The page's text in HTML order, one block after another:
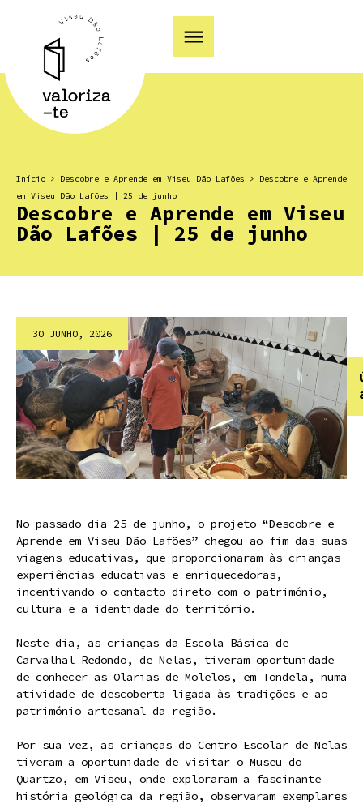
Início > Descobre e Aprende em Viseu Dão Lafões > Descobre e Aprende
em Viseu Dão Lafões | 25 de junho
Descobre e Aprende em Viseu
Dão Lafões | 25 de junho
30 JUNHO, 2026
No passado dia 25 de junho, o projeto “Descobre e
Aprende em Viseu Dão Lafões” chegou ao fim das suas
viagens educativas, que proporcionaram às crianças
experiências educativas e enriquecedoras,
incentivando o contacto direto com o património,
cultura e a identidade do território.
Neste dia, as crianças da Escola Básica de
Carvalhal Redondo, de Nelas, tiveram oportunidade
de conhecer as Olarias de Molelos, em Tondela, numa
atividade de descoberta ligada às tradições e ao
património artesanal da região.
Por sua vez, as crianças do Centro Escolar de Nelas
tiveram a oportunidade de visitar o Museu do
Quartzo, em Viseu, onde exploraram a fascinante
história geológica da região, observaram exemplares